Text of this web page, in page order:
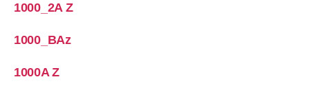
1000_2A Z
1000_BAz
1000A Z